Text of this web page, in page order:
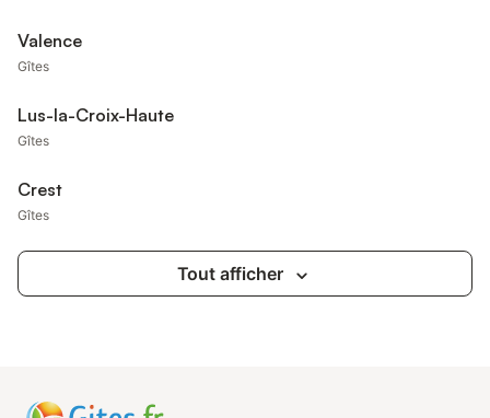
Valence
Gîtes
Lus-la-Croix-Haute
Gîtes
Crest
Gîtes
Tout afficher